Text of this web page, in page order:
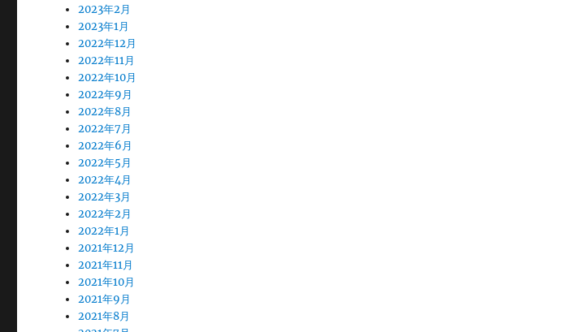
2023年2月
2023年1月
2022年12月
2022年11月
2022年10月
2022年9月
2022年8月
2022年7月
2022年6月
2022年5月
2022年4月
2022年3月
2022年2月
2022年1月
2021年12月
2021年11月
2021年10月
2021年9月
2021年8月